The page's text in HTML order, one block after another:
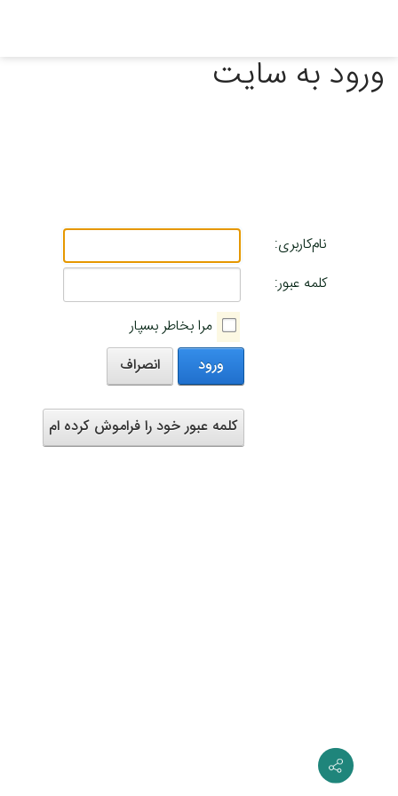
ورود به سایت
نام‌کاربری:
کلمه عبور:
مرا بخاطر بسپار
ورود
انصراف
کلمه عبور خود را فراموش کرده ام